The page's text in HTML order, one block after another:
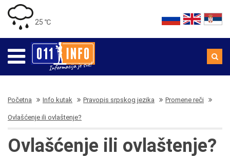
25 ℃
Početna Info kutak Pravopis srpskog jezika Promene reči
Ovlašćenje ili ovlaštenje?
Ovlašćenje ili ovlaštenje?